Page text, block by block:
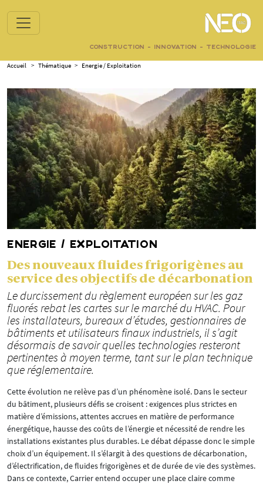
CONSTRUCTION - INNOVATION - TECHNOLOGIE
Accueil > Thématique > Energie / Exploitation
ENERGIE / EXPLOITATION
Des nouveaux fluides frigorigènes au
service des objectifs de décarbonation
Le durcissement du règlement européen sur les gaz
fluorés rebat les cartes sur le marché du HVAC. Pour
les installateurs, bureaux d’études, gestionnaires de
bâtiments et utilisateurs finaux industriels, il s’agit
désormais de savoir quelles technologies resteront
pertinentes à moyen terme, tant sur le plan technique
que réglementaire.
Cette évolution ne relève pas d’un phénomène isolé. Dans le secteur
du bâtiment, plusieurs défis se croisent : exigences plus strictes en
matière d’émissions, attentes accrues en matière de performance
énergétique, hausse des coûts de l’énergie et nécessité de rendre les
installations existantes plus durables. Le débat dépasse donc le simple
choix d’un équipement. Il s’élargit à des questions de décarbonation,
d’électrification, de fluides frigorigènes et de durée de vie des systèmes.
Dans ce contexte, Carrier entend occuper une place claire comme